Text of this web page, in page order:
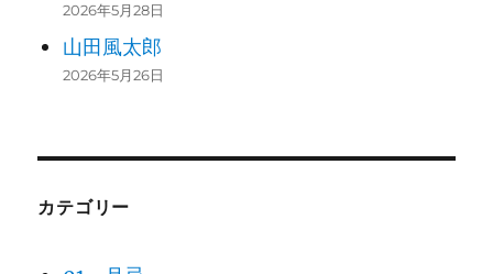
2026年5月28日
山田風太郎
2026年5月26日
カテゴリー